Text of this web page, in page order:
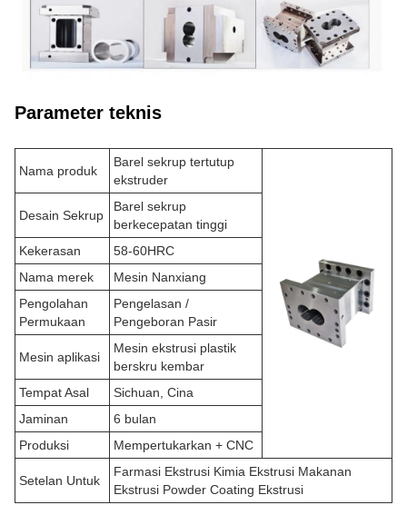
Parameter teknis
Nama produk
Barel sekrup tertutup
ekstruder
Desain Sekrup
Barel sekrup
berkecepatan tinggi
Kekerasan
58-60HRC
Nama merek
Mesin Nanxiang
Pengolahan
Permukaan
Pengelasan /
Pengeboran Pasir
Mesin aplikasi
Mesin ekstrusi plastik
berskru kembar
Tempat Asal
Sichuan, Cina
Jaminan
6 bulan
Produksi
Mempertukarkan + CNC
Setelan Untuk
Farmasi Ekstrusi Kimia Ekstrusi Makanan
Ekstrusi Powder Coating Ekstrusi